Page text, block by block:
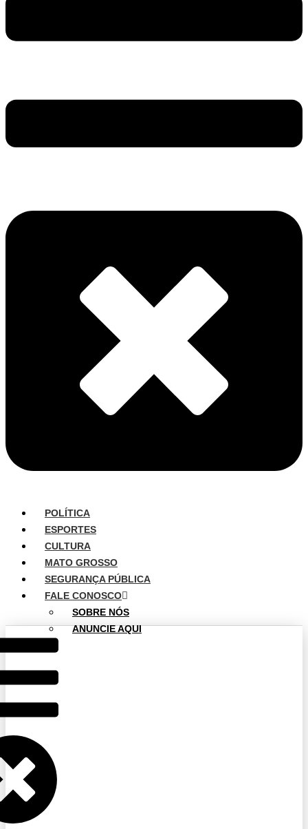
POLÍTICA
ESPORTES
CULTURA
MATO GROSSO
SEGURANÇA PÚBLICA
FALE CONOSCO
SOBRE NÓS
ANUNCIE AQUI